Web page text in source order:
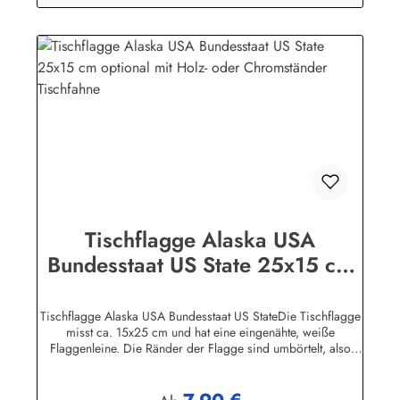
(Polyesterstoff) gebügelt werden.Wir führen Tischflaggen fast
Die Holzständer gibt es für 1, 2, 3, 4. 5, 7 und 12 Flaggen.
Tischflagge Alaska USA
Bundesstaat US State 25x15 cm
Chromständer Tischfahne
Tischflagge Alaska USA Bundesstaat US StateDie Tischflagge
misst ca. 15x25 cm und hat eine eingenähte, weiße
Flaggenleine. Die Ränder der Flagge sind umbörtelt, also